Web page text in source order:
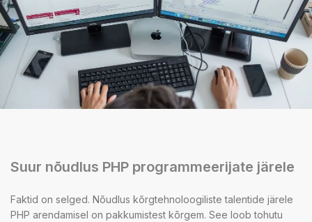
Suur nõudlus PHP programmeerijate järele
Faktid on selged. Nõudlus kõrgtehnoloogiliste talentide järele
PHP arendamisel on pakkumistest kõrgem. See loob tohutu